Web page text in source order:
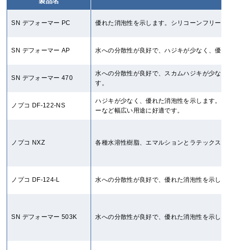
SN デフォーマー PC 優れた消泡性を示します。シリコーンフリー
SN デフォーマー AP 水への分散性が良好で、ハジキが少なく、優
SN デフォーマー 470
水への分散性が良好で、スカムハジキが少な
す。
ノプコ DF-122-NS
ハジキが少なく、優れた消泡性を示します。
ーなど幅広い用途に好適です。
ノプコ NXZ 各種水溶性樹脂、エマルションとラテックス
ノプコ DF-124-L 水への分散性が良好で、優れた消泡性を示し
SN デフォーマー 503K 水への分散性が良好で、優れた消泡性を示し